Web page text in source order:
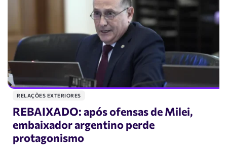
RELAÇÕES EXTERIORES
REBAIXADO: após ofensas de Milei,
embaixador argentino perde
protagonismo